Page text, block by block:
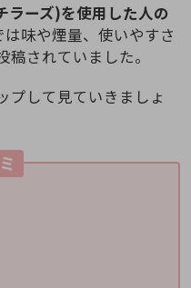
ラーズ)を使用した人の
は味や煙量、使いやすさ
されていました。
プして見ていきましょ